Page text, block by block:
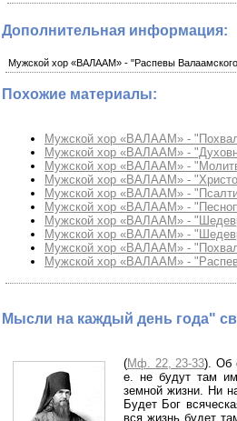
Дополнительная информация:
Мужской хор «ВАЛААМ» - "Распевы
Похожие материалы:
Мужской хор «ВАЛААМ» -
Мужской хор «ВАЛААМ» -
Мужской хор «ВАЛААМ» -
Мужской хор «ВАЛААМ» -
Мужской хор «ВАЛААМ» -
Мужской хор «ВАЛААМ» -
Мужской хор «ВАЛААМ» -
Мужской хор «ВАЛААМ» -
Мужской хор «ВАЛААМ» -
Мужской хор «ВАЛААМ» -
Мысли на каждый день года"
(Мф. 22, 23-33). Об
е. не будут там
земной жизни. Ни
Будет Бог
вся жизнь будет